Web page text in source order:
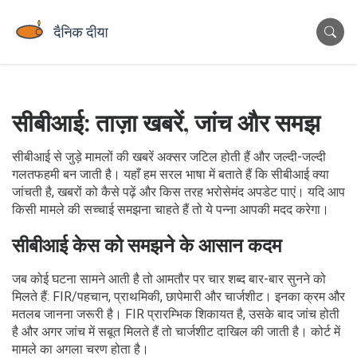
सीबीआई: ताज़ा खबरें, जांच और समझ
सीबीआई से जुड़े मामलों की खबरें अक्सर जटिल होती हैं और जल्दी-जल्दी
गलतफहमी बन जाती है। यहाँ हम सरल भाषा में बताते हैं कि सीबीआई क्या
जांचती है, खबरों को कैसे पढ़ें और किस तरह भरोसेमंद अपडेट पाएं। यदि आप
किसी मामले की सच्चाई समझना चाहते हैं तो ये पन्ना आपकी मदद करेगा।
सीबीआई केस को समझने के आसान कदम
जब कोई घटना सामने आती है तो आमतौर पर चार शब्द बार-बार सुनने को
मिलते हैं: FIR/पहचान, प्राथमिकी, छापेमारी और चार्जशीट। इनका क्रम और
मतलब जानना जरूरी है। FIR प्रारम्भिक शिकायत है, उसके बाद जांच होती
है और अगर जांच में सबूत मिलते हैं तो चार्जशीट दाखिल की जाती है। कोर्ट में
मामले का अगला चरण होता है।